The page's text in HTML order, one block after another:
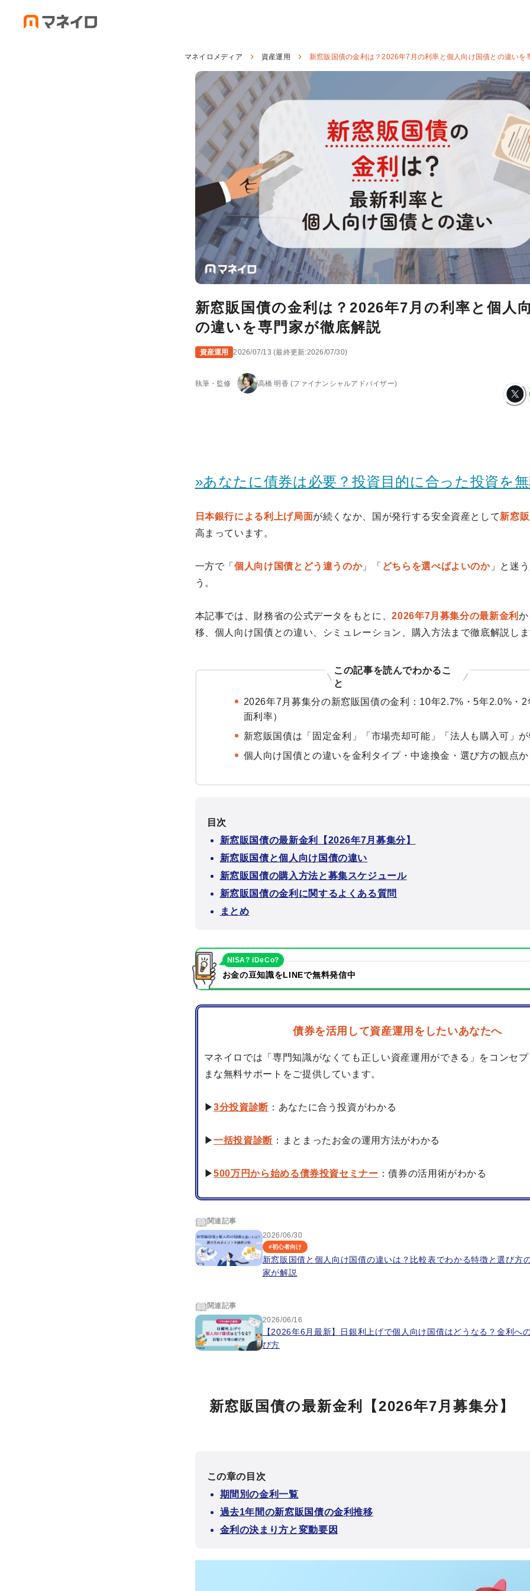
マネイロメディア 資産運用 新窓販国債の金利は？2026年7月の利率と個人向け国債との違いを
新窓販国債の金利は？2026年7月の利率と個人
の違いを専門家が徹底解説
資産運用 2026/07/13 (最終更新:2026/07/30)
執筆・監修 高橋 明香(ファイナンシャルアドバイザー)
»あなたに債券は必要？投資目的に合った投資を
日本銀行による利上げ局面が続くなか、国が発行する安全資産として新窓
高まっています。
一方で「個人向け国債とどう違うのか」「 どちらを選べばよいのか」と迷
う。
本記事では、財務省の公式データをもとに、2026年7月募集分の最新金利
移、個人向け国債との違い、シミュレーション、購入方法まで徹底解説しま
この記事を読んでわかるこ
と
2026年7月募集分の新窓販国債の金利：10年2.7%・5年2.0%・2
面利率）
新窓販国債は「固定金利」「市場売却可能」「法人も購入可」
個人向け国債との違いを金利タイプ・中途換金・選び方の観点か
目次
新窓販国債の最新金利【2026年7月募集分】
新窓販国債と個人向け国債の違い
新窓販国債の購入方法と募集スケジュール
新窓販国債の金利に関するよくある質問
まとめ
お金の豆知識をLINEで無料発信中
NISA? iDeCo?
債券を活用して資産運用をしたいあなたへ
マネイロでは「専門知識がなくても正しい資産運用ができる」をコンセ
まな無料サポートをご提供しています。
▶3分投資診断：あなたに合う投資がわかる
▶一括投資診断：まとまったお金の運用方法がわかる
▶500万円から始める債券投資セミナー ：債券の活用術がわかる
関連記事
2026/06/30
#初心者向け
新窓販国債と個人向け国債の違いは？比較表でわかる特徴と選び方
家が解説
関連記事
2026/06/16
【2026年6月最新】日銀利上げで個人向け国債はどうなる？金利へ
び方
新窓販国債の最新金利【2026年7月募集分】
この章の目次
期間別の金利一覧
過去1年間の新窓販国債の金利推移
金利の決まり方と変動要因